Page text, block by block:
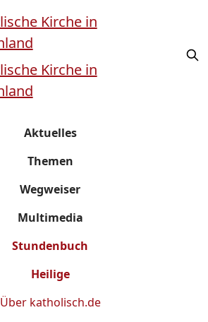
Aktuelles
Themen
Wegweiser
Multimedia
Stundenbuch
Heilige
Über katholisch.de